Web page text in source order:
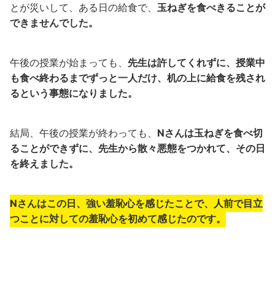
とが災いして、ある日の給食で、 玉ねぎを食べきることが
できませんでした。
午後の授業が始まっても、 先生は許してくれずに、授業中
も食べ終わるまでずっと一人だけ、机の上に給食を残され
るという事態になりました。
結局、午後の授業が終わっても、 Nさんは玉ねぎを食べ切
ることができずに、先生から散々悪態をつかれて、その日
を終えました。
Nさんはこの日、強い羞恥心を感じたことで、人前で目立
つことに対しての羞恥心を初めて感じたのです。